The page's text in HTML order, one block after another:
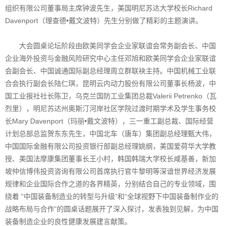
组织有限公司董事局主席钟波先生，美国明尼苏达大学校长Richard
Davenport（理查德•戴文波特）先生分别做了精彩的主题演讲。
大会圆桌论坛阶段由欧美同学会企业家联谊会常务副会长、中国
企业海外投资与金融风险研究中心主任邓旭和欧美同学会企业家联谊
会副会长、中国诚通国际副总经理周立群联袂主持。中国机械工业联
合会执行副会长陆仁琪，昆明云内动力股份有限公司董事长杨波，中
国工业报社社长陈卫，乌克兰国防工业集团总裁Valerii Petrenko（瓦
烈里），明尼苏达州奥斯汀河岸社区学院过渡时期学术及学生事务校
长Mary Davenport（玛丽•戴文波特），三一重工副总裁、国际经营
计划总部总监贺东东先生，中国北车（唐车）集团副总经理甄大伟，
中国国际金融有限公司投资银行部副总经理姚纲，美国爱荷华大学教
授、美国法摩康集团董事长王小村，韩国韩瑞大学校长咸基善，新加
坡仲信博伟投资咨询有限公司首席执行官牛黎明等深谙世界经济发展
规律和企业国际合作之道的各界精英，分别结合自己的专业领域，围
绕着 “中国装备制造业的转型与升级”和“全球视野下中国装备制作业的
战略布局与合作”的圆桌话题展开了深入探讨，发表独到见解，为中国
装备制造企业的良性健康发展建言献策。